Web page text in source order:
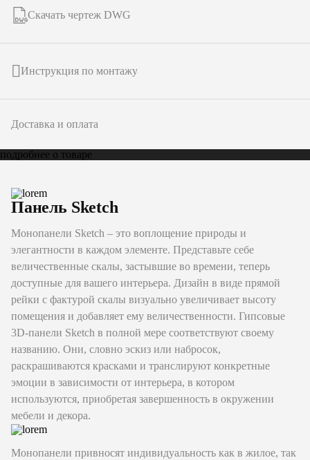
Скачать чертеж DWG
Инструкция по монтажу
Доставка и оплата
подробнее о товаре
Панель Sketch
Монопанели Sketch – это воплощение природы и
элегантности в каждом элементе. Представьте себе
величественные скалы, застывшие во времени, теперь
доступные для вашего интерьера. Дизайн в виде прямой
рейки с фактурой скалы визуально увеличивает высоту
помещения и добавляет ему величественности. Гипсовые
3D-панели Sketch в полной мере соответствуют своему
названию. Они, словно эскиз или набросок,
раскрашиваются красками и транслируют конкретные
эмоции в зависимости от интерьера, в котором
используются, приобретая завершенность в окружении
мебели и декора.
Монопанели привносят индивидуальность как в жилое, так